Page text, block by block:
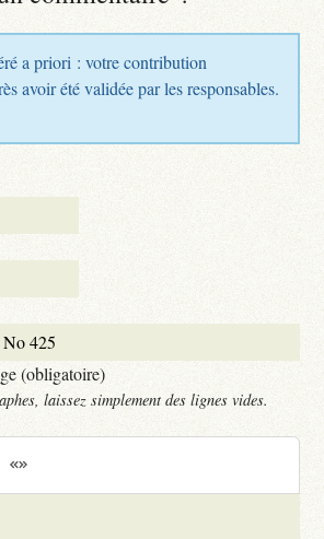
a priori : votre contribution
avoir été validée par les responsables.
(obligatoire)
laissez simplement des lignes vides.